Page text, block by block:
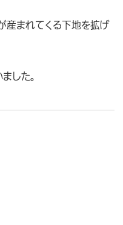
産まれてくる下地を拡げ
した。